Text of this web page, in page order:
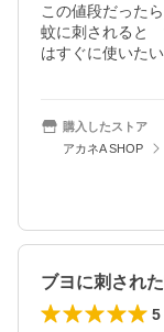
この値段だった
蚊に刺されると
はすぐに使いた
購入したストア
アカネA SHOP
ブヨに刺され
5